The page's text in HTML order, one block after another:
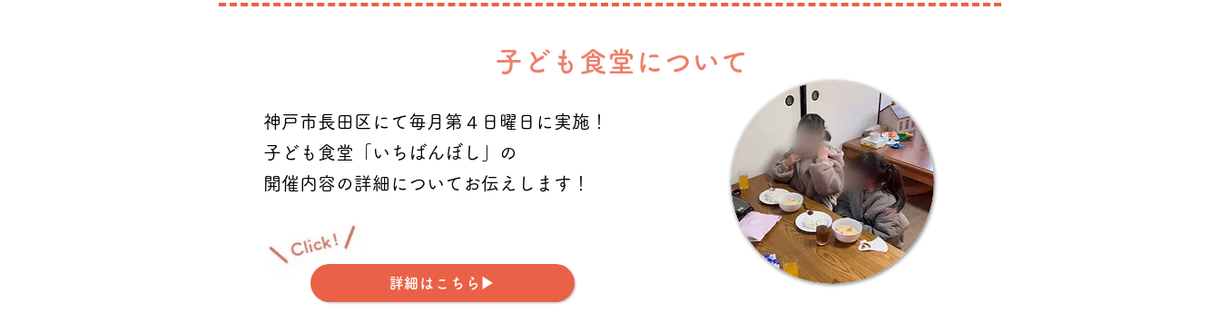
​子ども食堂について​
神戸市長田区にて毎月第４日曜日に実施！
​子ども食堂「いちばんぼし」の
開催内容の詳細についてお伝えします！
詳細はこちら▶︎